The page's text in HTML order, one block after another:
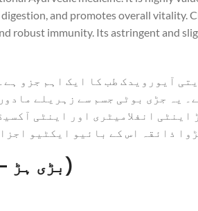
and promotes overall vitality.
robust immunity. Its astringent and
آیورویدک طب کا ایک اہم جزو
یہ جڑی بوٹی جسم سے زہریلے
انفلامیٹری اور اینٹی
ذائقہ اس کے بائیو ایکٹیو
Benefits of Chebulic Myrobalan (Bari Har – بڑی ہڑ)